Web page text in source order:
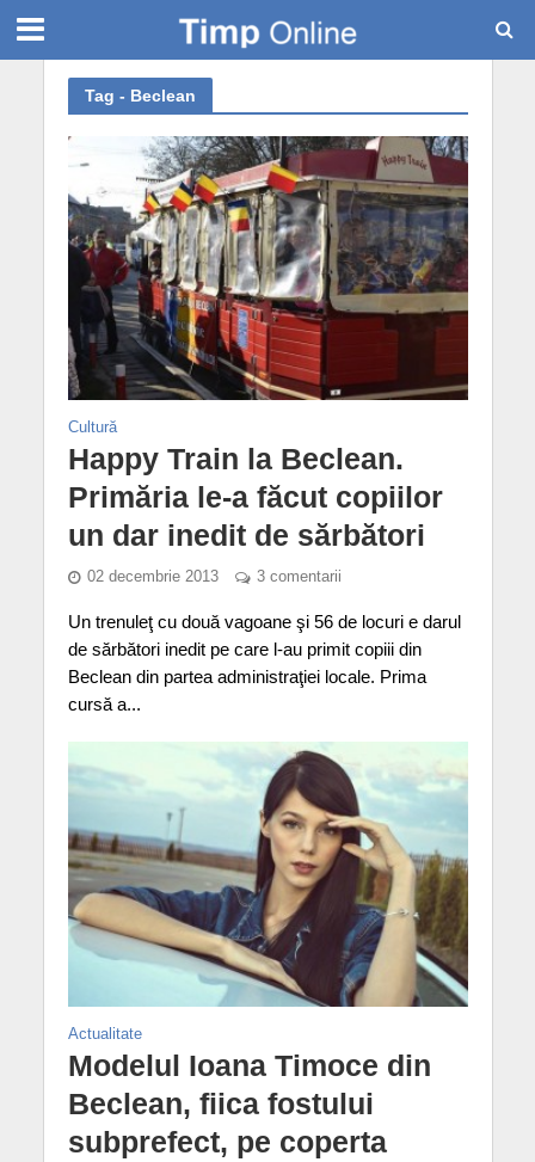
Tag - Beclean
Cultură
Happy Train la Beclean.
Primăria le-a făcut copiilor
un dar inedit de sărbători
02 decembrie 2013 3 comentarii
Un trenuleţ cu două vagoane şi 56 de locuri e darul
de sărbători inedit pe care l-au primit copiii din
Beclean din partea administraţiei locale. Prima
cursă a...
Actualitate
Modelul Ioana Timoce din
Beclean, fiica fostului
subprefect, pe coperta